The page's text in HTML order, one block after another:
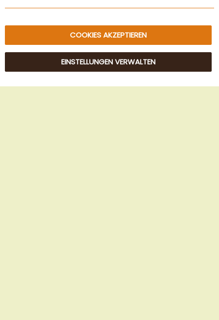
© 2025 Beans Kaffeehandel OG. Alle Rechte vorbehalten.
COOKIES AKZEPTIEREN
EINSTELLUNGEN VERWALTEN